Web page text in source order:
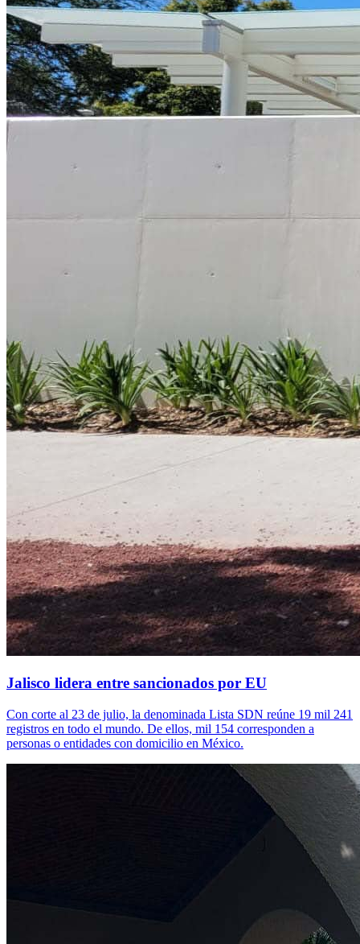
Jalisco lidera entre sancionados por EU
Con corte al 23 de julio, la denominada Lista SDN reúne 19 mil 241
registros en todo el mundo. De ellos, mil 154 corresponden a
personas o entidades con domicilio en México.